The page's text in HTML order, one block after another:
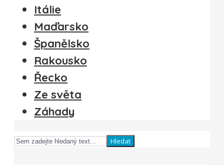
Itálie
Maďarsko
Španělsko
Rakousko
Řecko
Ze světa
Záhady
Hledat